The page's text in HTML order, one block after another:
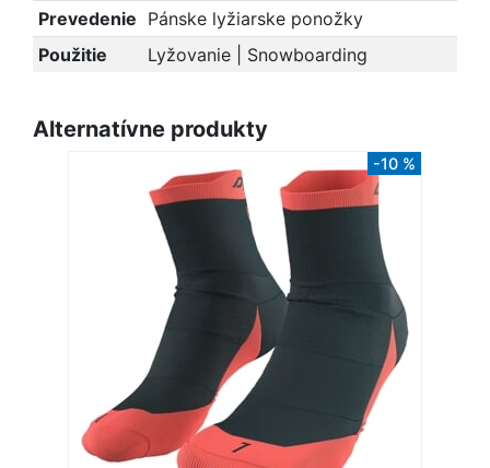
Prevedenie Pánske lyžiarske ponožky
Použitie
Lyžovanie | Snowboarding
Alternatívne produkty
-10 %